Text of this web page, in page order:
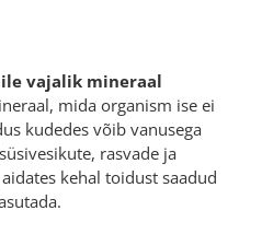
vajalik mineraal
mida organism ise ei
kudedes võib vanusega
rasvade ja
kehal toidust saadud